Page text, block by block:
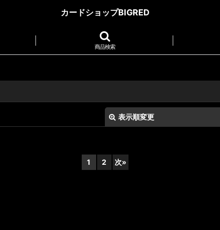
カードショップBIGRED
商品検索
表示順変更
1 2 次»